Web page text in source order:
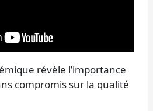
révèle l’importance
compromis sur la qualité